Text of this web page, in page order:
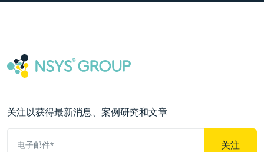
关注以获得最新消息、案例研究和文章
电子邮件* 关注